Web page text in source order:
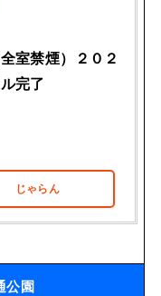
室禁煙）２０２
完了
じゃらん
公園